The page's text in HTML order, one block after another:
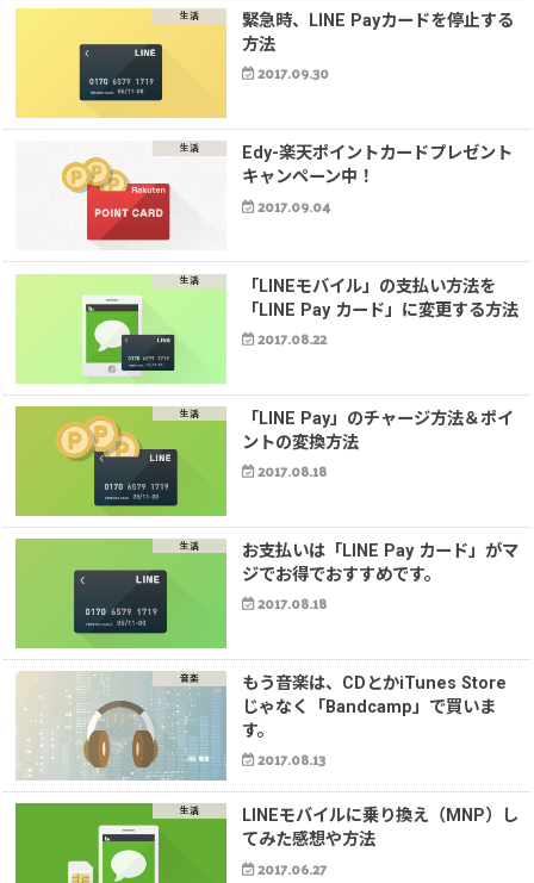
生活
緊急時、LINE Payカードを停止する
方法
2017.09.30
生活
Edy-楽天ポイントカードプレゼント
キャンペーン中！
2017.09.04
生活
「LINEモバイル」の支払い方法を
「LINE Pay カード」に変更する方法
2017.08.22
生活
「LINE Pay」のチャージ方法＆ポイ
ントの変換方法
2017.08.18
生活
お支払いは「LINE Pay カード」がマ
ジでお得でおすすめです。
2017.08.18
音楽
もう音楽は、CDとかiTunes Store
じゃなく「Bandcamp」で買いま
す。
2017.08.13
生活
LINEモバイルに乗り換え（MNP）し
てみた感想や方法
2017.06.27